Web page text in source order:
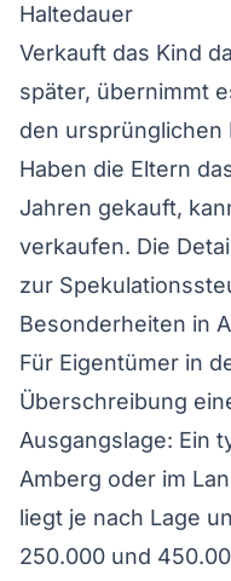
Haltedauer
Verkauft das Kind
später, übernimmt
den ursprünglichen
Haben die Eltern
Jahren gekauft,
verkaufen. Die
zur
Besonderheiten in
Für Eigentümer in
Überschreibung
Ausgangslage: Ein
Amberg oder im
liegt je nach Lage
250.000 und